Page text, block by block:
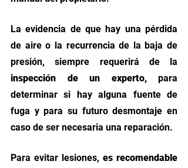
La evidencia de que hay una pérdida
de aire o la recurrencia de la baja de
presión, siempre requerirá de la
inspección de un experto, para
determinar si hay alguna fuente de
fuga y para su futuro desmontaje en
caso de ser necesaria una reparación.
Para evitar lesiones, es recomendable